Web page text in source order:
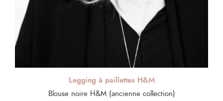
Legging à paillettes H&M
Blouse noire H&M (ancienne collection)